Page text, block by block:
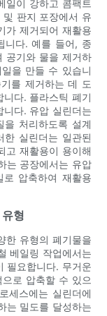
일이 강하고 콤팩트
판지 포장에서 유
가 제거되어 재활용
니다. 예를 들어, 종
공기와 물을 제거하
을 만들 수 있습니
를 제거하는 데 도
다. 플라스틱 폐기
다. 유압 실린더는
을 처리하도록 설계
한 실린더는 일관된
고 재활용이 용이해
는 공장에서는 유압
로 압축하여 재활용
형
한 유형의 폐기물을
베일링 작업에서는
필요합니다. 무거운
로 압축할 수 있으
세스에는 실린더에
는 밀도를 달성하는